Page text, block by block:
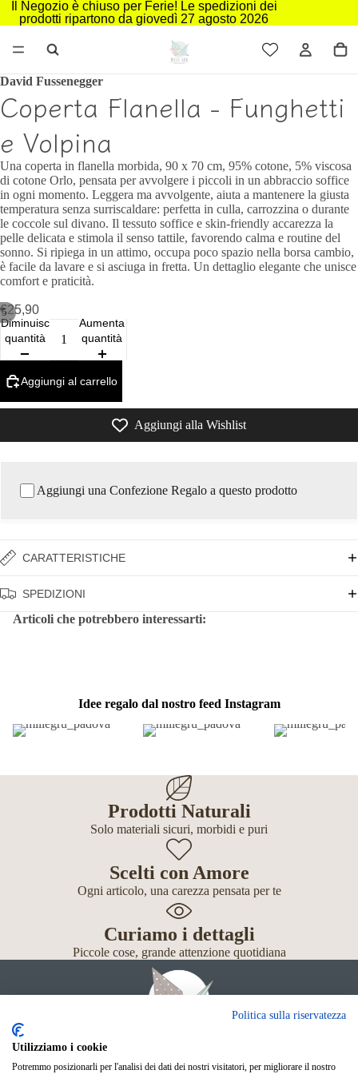
Il Negozio è chiuso per Ferie! Le spedizioni dei
prodotti ripartono da giovedì 27 agosto 2026
5
David Fussenegger
Coperta Flanella - Funghetti
e Volpina
Una coperta in flanella morbida, 90 x 70 cm, 95% cotone, 5% viscosa
di cotone Orlo, pensata per avvolgere i piccoli in un abbraccio soffice
in ogni momento. Leggera ma avvolgente, aiuta a mantenere la giusta
temperatura senza surriscaldare: perfetta in culla, carrozzina o durante
le coccole sul divano. Il tessuto soffice e skin-friendly accarezza la
pelle delicata e stimola il senso tattile, favorendo calma e routine del
sonno. Si ripiega in un attimo, occupa poco spazio nella borsa cambio,
è facile da lavare e si asciuga in fretta. Un dettaglio elegante che unisce
comfort e praticità.
€25,90
Diminuisci
quantità
Aumenta
quantità
Aggiungi al carrello
Aggiungi alla Wishlist
Aggiungi una Confezione Regalo a questo prodotto
CARATTERISTICHE
SPEDIZIONI
Articoli che potrebbero interessarti:
Idee regalo dal nostro feed Instagram
Prodotti Naturali
Solo materiali sicuri, morbidi e puri
Scelti con Amore
Ogni articolo, una carezza pensata per te
Curiamo i dettagli
Piccole cose, grande attenzione quotidiana
Politica sulla riservatezza
Utilizziamo i cookie
Potremmo posizionarli per l'analisi dei dati dei nostri visitatori, per migliorare il nostro